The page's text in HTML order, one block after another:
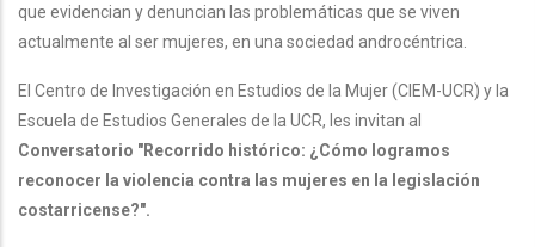
que evidencian y denuncian las problemáticas que se viven
actualmente al ser mujeres, en una sociedad androcéntrica.
El Centro de Investigación en Estudios de la Mujer (CIEM-UCR) y la
Escuela de Estudios Generales de la UCR, les invitan al
Conversatorio "Recorrido histórico: ¿Cómo logramos
reconocer la violencia contra las mujeres en la legislación
costarricense?".